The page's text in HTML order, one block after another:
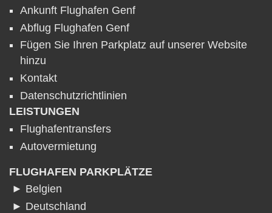
Ankunft Flughafen Genf
Abflug Flughafen Genf
Fügen Sie Ihren Parkplatz auf unserer Website
hinzu
Kontakt
Datenschutzrichtlinien
LEISTUNGEN
Flughafentransfers
Autovermietung
FLUGHAFEN PARKPLÄTZE
► Belgien
► Deutschland